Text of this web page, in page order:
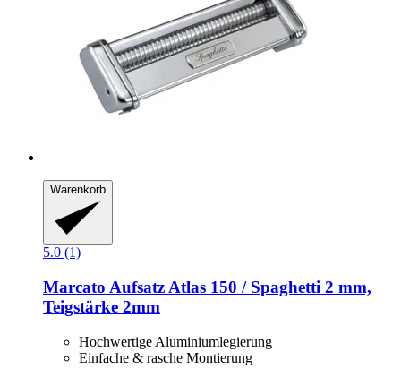
Warenkorb
5.0 (1)
Marcato Aufsatz Atlas 150 / Spaghetti 2 mm,
Teigstärke 2mm
Hochwertige Aluminiumlegierung
Einfache & rasche Montierung